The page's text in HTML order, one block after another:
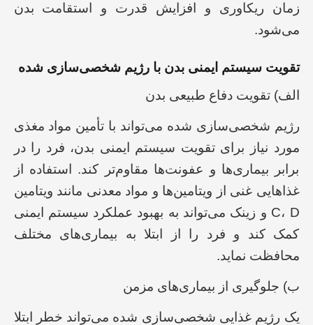
زمان ریکاوری و افزایش قدرت و استقامت بدن
می‌شود.
تقویت سیستم ایمنی بدن با رژیم شخصی‌سازی شده
الف) تقویت دفاع طبیعی بدن
رژیم شخصی‌سازی شده می‌تواند با تأمین مواد مغذی
مورد نیاز برای تقویت سیستم ایمنی بدن، فرد را در
برابر بیماری‌ها و عفونت‌ها مقاوم‌تر کند. استفاده از
غذاهایی غنی از ویتامین‌ها و مواد معدنی مانند ویتامین
C، D و زینک می‌تواند به بهبود عملکرد سیستم ایمنی
کمک کند و فرد را از ابتلا به بیماری‌های مختلف
محافظت نماید.
ب) جلوگیری از بیماری‌های مزمن
یک رژیم غذایی شخصی‌سازی شده می‌تواند خطر ابتلا